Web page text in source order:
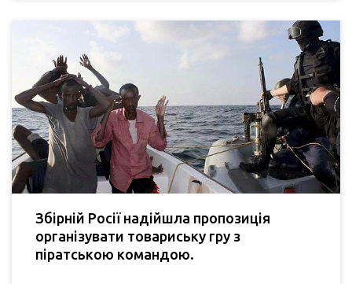
Збірній Росії надійшла пропозиція
організувати товариську гру з
піратською командою.